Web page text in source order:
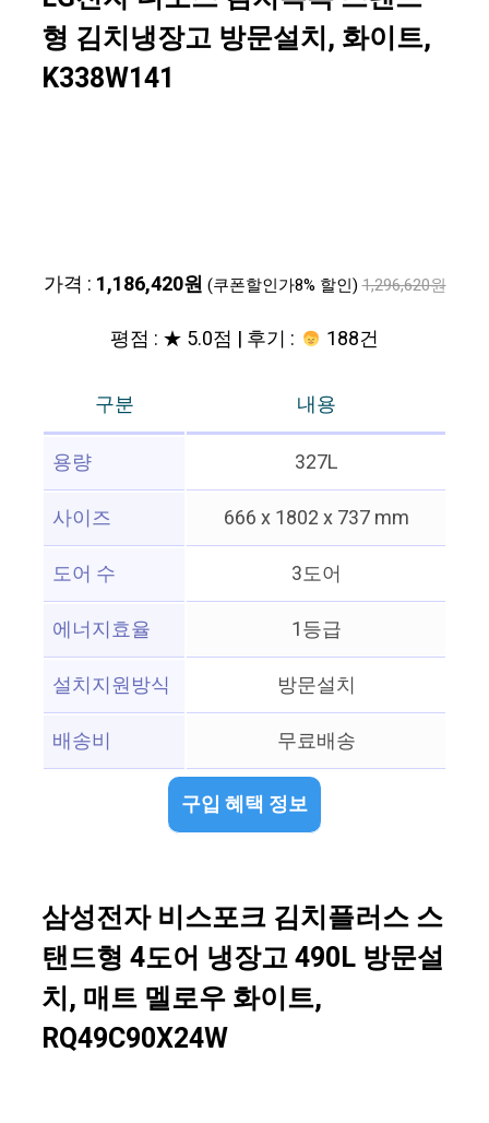
형 김치냉장고 방문설치, 화이트,
K338W141
가격 : 1,186,420원 (쿠폰할인가8% 할인) 1,296,620원
평점 : ★ 5.0점 | 후기 : 188건
구분
내용
용량
327L
사이즈
666 x 1802 x 737 mm
도어 수
3도어
에너지효율
1등급
설치지원방식
방문설치
배송비
무료배송
구입 혜택 정보
삼성전자 비스포크 김치플러스 스
탠드형 4도어 냉장고 490L 방문설
치, 매트 멜로우 화이트,
RQ49C90X24W